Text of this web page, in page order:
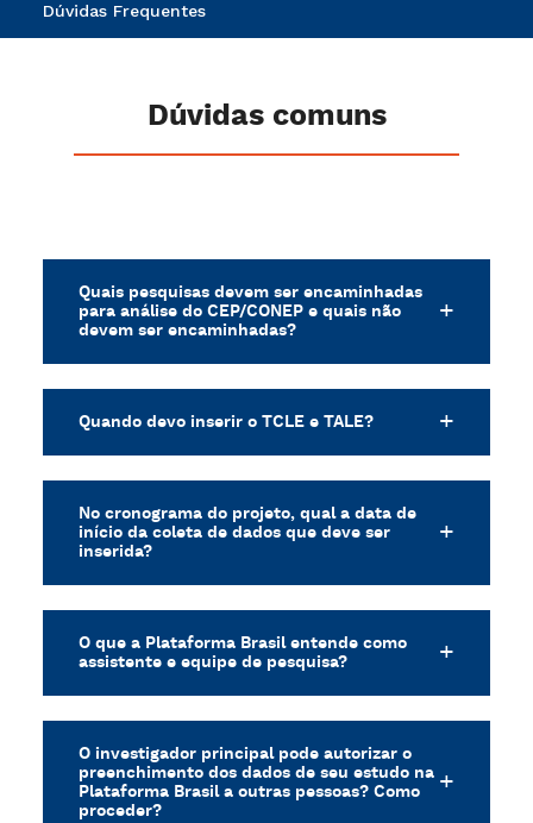
Dúvidas Frequentes
Dúvidas comuns
Quais pesquisas devem ser encaminhadas
para análise do CEP/CONEP e quais não
devem ser encaminhadas?
Quando devo inserir o TCLE e TALE?
No cronograma do projeto, qual a data de
início da coleta de dados que deve ser
inserida?
O que a Plataforma Brasil entende como
assistente e equipe de pesquisa?
O investigador principal pode autorizar o
preenchimento dos dados de seu estudo na
Plataforma Brasil a outras pessoas? Como
proceder?